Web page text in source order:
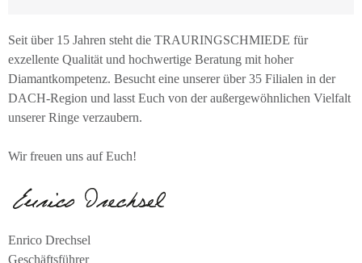
Seit über 15 Jahren steht die TRAURINGSCHMIEDE für
exzellente Qualität und hochwertige Beratung mit hoher
Diamantkompetenz. Besucht eine unserer über 35 Filialen in der
DACH-Region und lasst Euch von der außergewöhnlichen Vielfalt
unserer Ringe verzaubern.
Wir freuen uns auf Euch!
Enrico Drechsel
Geschäftsführer